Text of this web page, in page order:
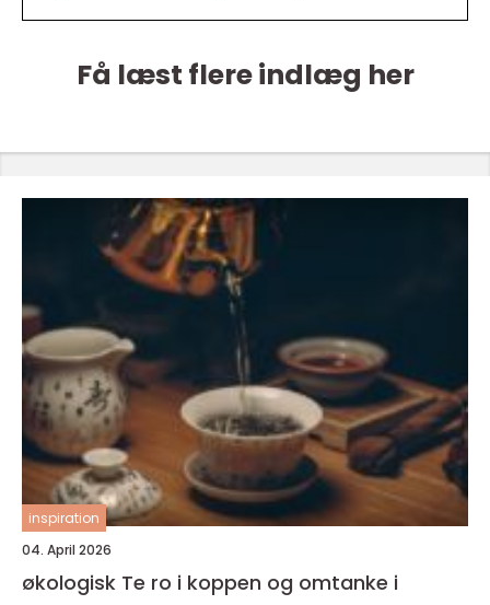
Få læst flere indlæg her
inspiration
04. April 2026
økologisk Te ro i koppen og omtanke i